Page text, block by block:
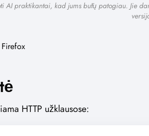
AI praktikantai, kad jums būtų patogiau. Jie
HTTP užklausose: